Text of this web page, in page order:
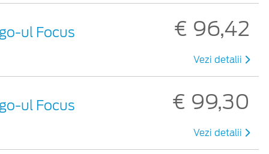
ul Focus € 96,42
Vezi detalii
ul Focus € 99,30
Vezi detalii